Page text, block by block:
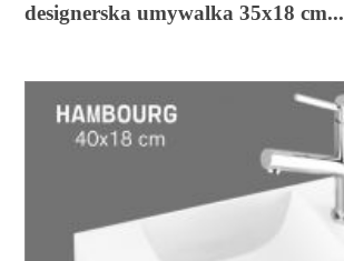
designerska umywalka 35x18 cm...